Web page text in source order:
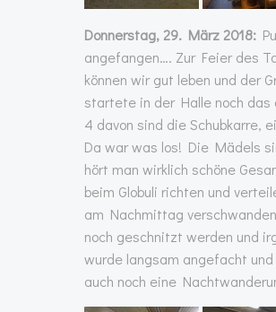
Donnerstag, 29. März 2018:
angefangen…. Zur Feier des
können wir gut leben und der
startete in der Halle noch das
4 davon sind die Schubkarre,
Da war was los! Die Mädels
hört man wirklich schöne
beim Globuli richten und
am Nachmittag
noch geschnitzt werden und
wurde langsam angefacht
auch noch eine